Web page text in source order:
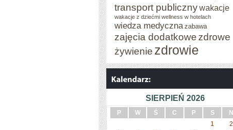
transport publicznywakacje
wakacje z dziećmi wellness w hotelach
wiedza medyczna zabawa
zajęcia dodatkowe zdrowe
żywienie zdrowie
SIERPIEŃ 2026
P W Ś C P S
N
1
2